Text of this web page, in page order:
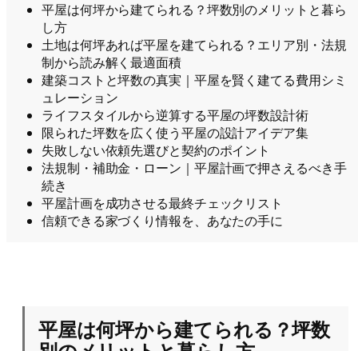
平屋は何坪から建てられる？坪数別のメリットと暮ら
し方
土地は何坪あれば平屋を建てられる？エリア別・法規
制から読み解く最適面積
建築コストと坪数の真実｜平屋を賢く建てる費用シミ
ュレーション
ライフスタイルから逆算する平屋の坪数設計術
限られた坪数を広く使う平屋の設計アイデア集
失敗しない依頼先選びと契約のポイント
法規制・補助金・ローン｜平屋計画で押さえるべき手
続き
平屋計画を成功させる最終チェックリスト
信頼できる家づくり情報を、あなたの手に
平屋は何坪から建てられる？坪数